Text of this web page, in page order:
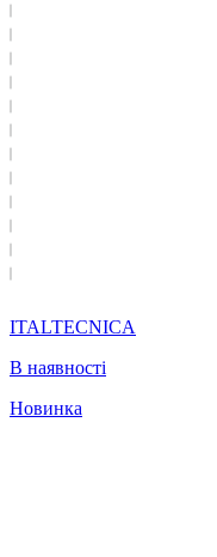
ITALTECNICA
В наявності
Новинка